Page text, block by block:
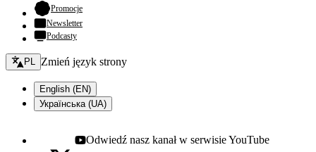
Promocje- otwiera się w nowej karcie
Newsletter
Podcasty
Zmień język - bieżący:
PL Zmień język strony
English (EN)
Українська (UA)
Youtube - otwiera się w nowej karcie
Odwiedź nasz kanał w serwisie YouTube